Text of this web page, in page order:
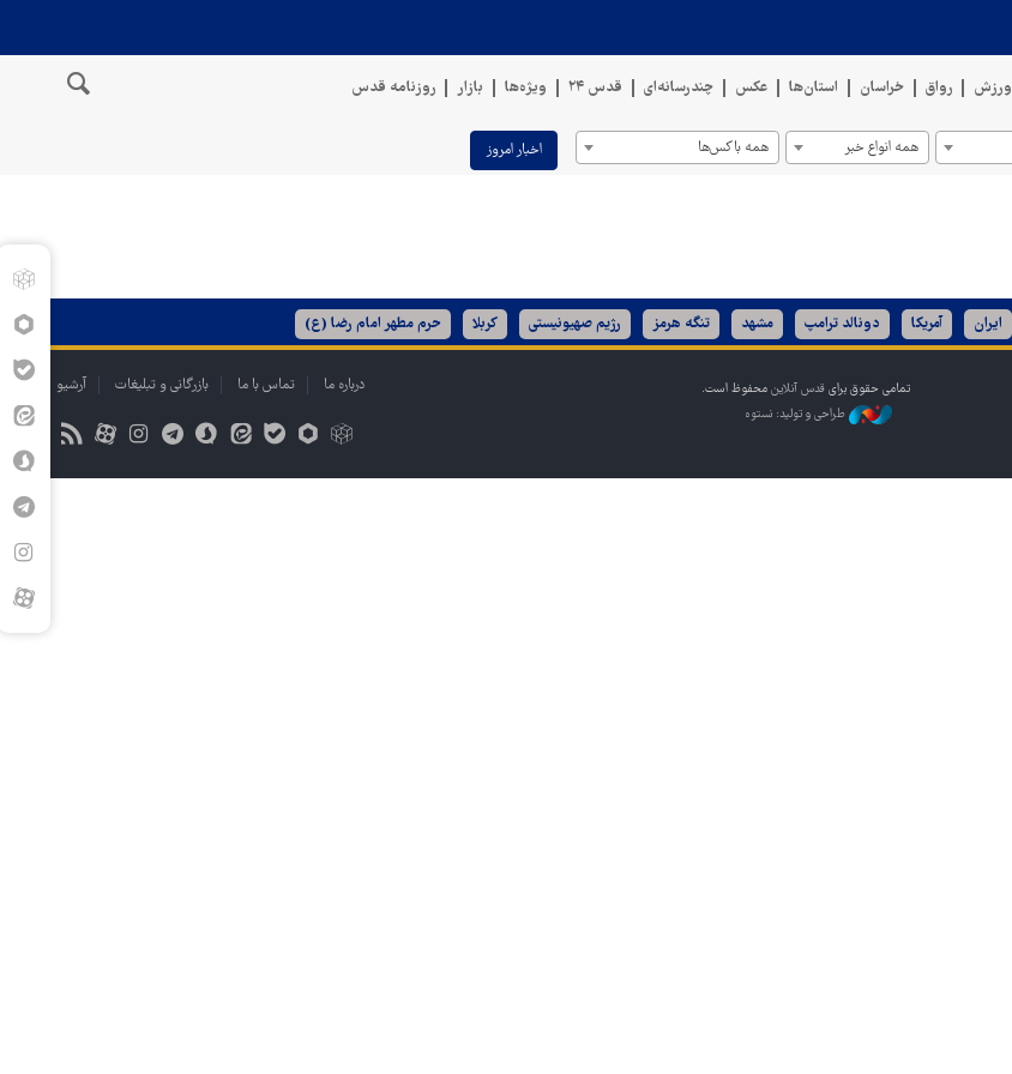
ورزش رواق خراسان استان‌ها عکس چندرسانه‌ای قدس ۲۴ ویژه‌ها بازار روزنامه قدس
همه انواع خبر همه باکس‌ها اخبار امروز
ایران آمریکا دونالد ترامپ مشهد تنگه هرمز رژیم صهیونیستی کربلا حرم مطهر امام رضا (ع)
تمامی حقوق برای قدس آنلاین محفوظ است.
طراحی و تولید: نستوه
درباره ما تماس با ما بازرگانی و تبلیغات آرشیو